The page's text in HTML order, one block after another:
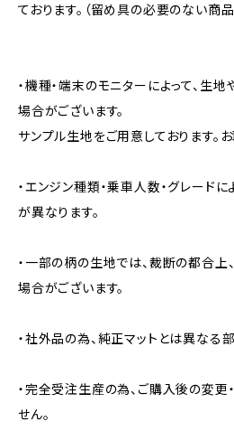
ております。（留め具の必要のない商
・機種・端末のモニターによって、生
場合がございます。
サンプル生地をご用意しております。
・エンジン種類・乗車人数・グレード
が異なります。
・一部の柄の生地では、裁断の都合上
場合がございます。
・社外品の為、純正マットとは異なる
・完全受注生産の為、ご購入後の変更
せん。